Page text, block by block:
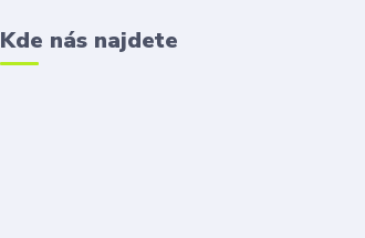
Kde nás najdete